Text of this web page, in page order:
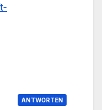
ANTWORTEN